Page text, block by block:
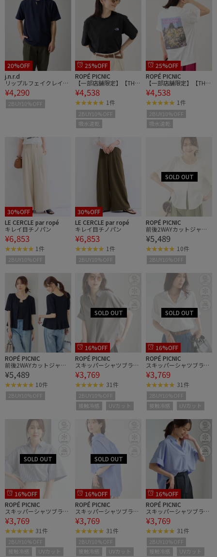
20%OFF
j.n.r.d
リップルフェイクレイヤ
ードヘンリーネック
¥4,290
2BUY10%OFF
25%OFF
ROPÉ PICNIC
【一部店舗限定】【THE
NORTH FACE】S/S Moun
tain Flower Tee
¥4,538
1件
2BUY10%OFF
吸水速乾
25%OFF
ROPÉ PICNIC
【一部店舗限定】【THE
NORTH FACE】S/S Moun
tain Flower Tee
¥4,538
1件
2BUY10%OFF
吸水速乾
30%OFF
LE CERCLE par ropé
キレイ目チノパン
¥6,853
1件
2BUY10%OFF
30%OFF
LE CERCLE par ropé
キレイ目チノパン
¥6,853
1件
2BUY10%OFF
ROPÉ PICNIC
前後2WAYカットジャガ
ードカーディガントップ
ス
¥5,489
10件
2BUY10%OFF
ROPÉ PICNIC
前後2WAYカットジャガ
ードカーディガントップ
ス
¥5,489
10件
2BUY10%OFF
16%OFF
ROPÉ PICNIC
スキッパーシャツブラウ
ス/UVカット・接触冷
感・防シワ
¥3,769
31件
2BUY10%OFF
接触冷感
UVカット
16%OFF
ROPÉ PICNIC
スキッパーシャツブラウ
ス/UVカット・接触冷
感・防シワ
¥3,769
31件
2BUY10%OFF
接触冷感
UVカット
16%OFF
ROPÉ PICNIC
スキッパーシャツブラウ
ス/UVカット・接触冷
感・防シワ
¥3,769
31件
2BUY10%OFF
接触冷感
UVカット
16%OFF
ROPÉ PICNIC
スキッパーシャツブラウ
ス/UVカット・接触冷
感・防シワ
¥3,769
31件
2BUY10%OFF
接触冷感
UVカット
16%OFF
ROPÉ PICNIC
スキッパーシャツブラウ
ス/UVカット・接触冷
感・防シワ
¥3,769
31件
2BUY10%OFF
接触冷感
UVカット